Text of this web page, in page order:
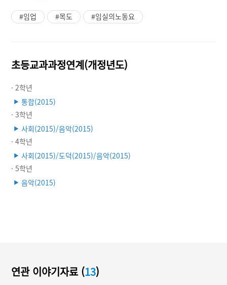
#임업 #목도 #임실의노동요
초등교과과정연계(개정년도)
· 2학년
▶ 통합(2015)
· 3학년
▶ 사회(2015)/음악(2015)
· 4학년
▶ 사회(2015)/도덕(2015)/음악(2015)
· 5학년
▶ 음악(2015)
연관 이야기자료 (13)